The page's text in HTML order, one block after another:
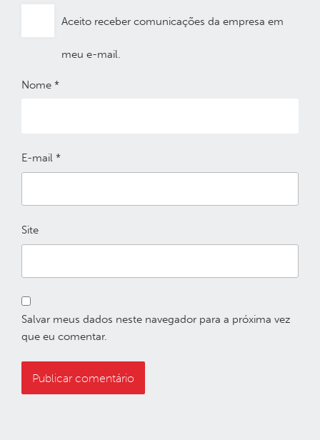
Aceito receber comunicações da empresa em
meu e-mail.
Nome *
E-mail *
Site
Salvar meus dados neste navegador para a próxima vez
que eu comentar.